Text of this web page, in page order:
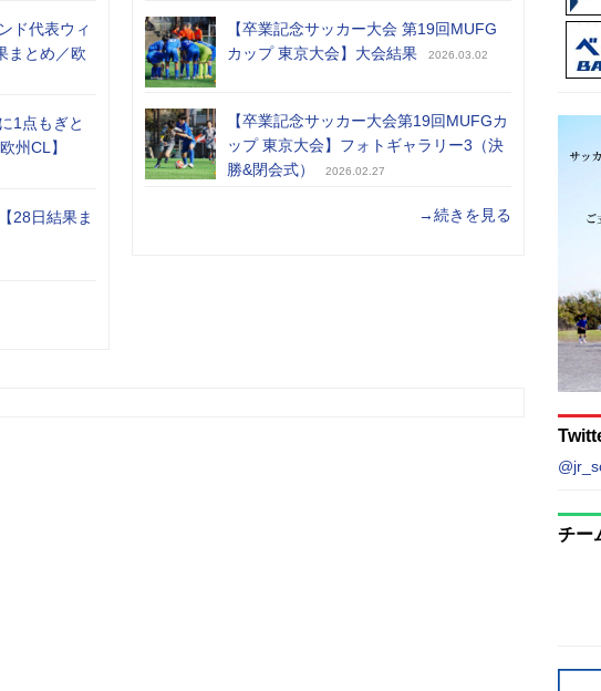
ド代表ウィ
まとめ／欧
1点もぎと
州CL】
28日結果ま
【卒業記念サッカー大会 第19回MUFG
カップ 東京大会】大会結果
2026.03.02
【卒業記念サッカー大会第19回MUFGカ
ップ 東京大会】フォトギャラリー3（決
勝&閉会式）
2026.02.27
→続きを見る
チー